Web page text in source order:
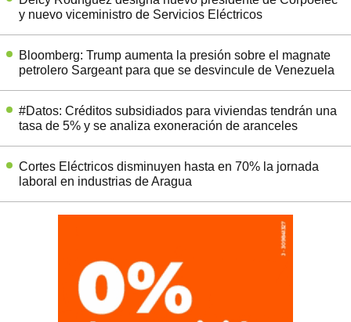
y nuevo viceministro de Servicios Eléctricos
Bloomberg: Trump aumenta la presión sobre el magnate
petrolero Sargeant para que se desvincule de Venezuela
#Datos: Créditos subsidiados para viviendas tendrán una
tasa de 5% y se analiza exoneración de aranceles
Cortes Eléctricos disminuyen hasta en 70% la jornada
laboral en industrias de Aragua